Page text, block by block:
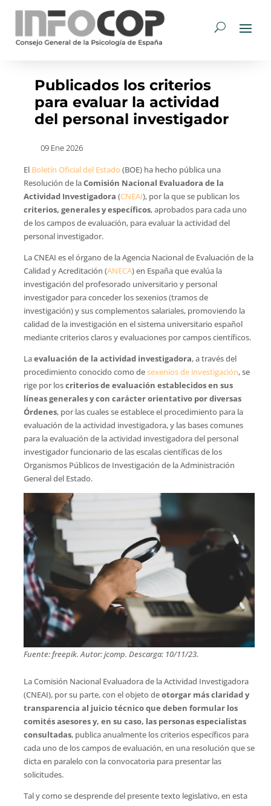
Publicados los criterios
para evaluar la actividad
del personal investigador
09 Ene 2026
El Boletín Oficial del Estado (BOE) ha hecho pública una
Resolución de laComisión Nacional Evaluadora de la
Actividad Investigadora (CNEAI), por la que se publican los
criterios, generales y específicos, aprobados para cada uno
de los campos de evaluación, para evaluar la actividad del
personal investigador.
La CNEAI es el órgano de la Agencia Nacional de Evaluación de la
Calidad y Acreditación (ANECA) en España que evalúa la
investigación del profesorado universitario y personal
investigador para conceder los sexenios (tramos de
investigación) y sus complementos salariales, promoviendo la
calidad de la investigación en el sistema universitario español
mediante criterios claros y evaluaciones por campos científicos.
Laevaluación de la actividad investigadora, a través del
procedimiento conocido como desexenios de investigación, se
rige por loscriterios de evaluación establecidos en sus
líneas generales y con carácter orientativo por diversas
Órdenes, por las cuales se establece el procedimiento para la
evaluación de la actividad investigadora, y las bases comunes
para la evaluación de la actividad investigadora del personal
investigador funcionario de las escalas científicas de los
Organismos Públicos de Investigación de la Administración
General del Estado.
Fuente: freepik. Autor: jcomp. Descarga: 10/11/23.
La Comisión Nacional Evaluadora de la Actividad Investigadora
(CNEAI), por su parte, con el objeto deotorgar más claridad y
transparencia al juicio técnico que deben formular los
comités asesores y, en su caso, las personas especialistas
consultadas, publica anualmente los criterios específicos para
cada uno de los campos de evaluación, en una resolución que se
dicta en paralelo con la convocatoria para presentar las
solicitudes.
Tal y como se desprende del presente texto legislativo, en esta